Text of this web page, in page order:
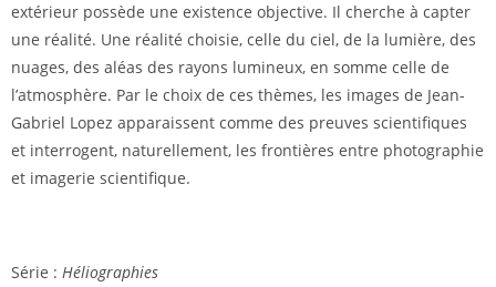
extérieur possède une existence objective. Il cherche à capter
une réalité. Une réalité choisie, celle du ciel, de la lumière, des
nuages, des aléas des rayons lumineux, en somme celle de
l’atmosphère. Par le choix de ces thèmes, les images de Jean-
Gabriel Lopez apparaissent comme des preuves scientifiques
et interrogent, naturellement, les frontières entre photographie
et imagerie scientifique.
Série : Héliographies